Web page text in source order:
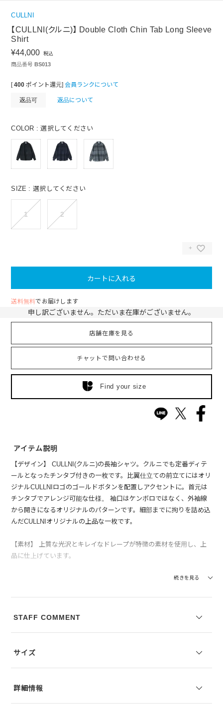
CULLNI
【CULLNI(クルニ)】 Double Cloth Chin Tab Long Sleeve
Shirt
¥44,000 税込
商品番号 BS013
[ 400 ポイント還元] 会員ランクについて
返品可 返品について
COLOR 選択してください
SIZE 選択してください
1 2
カートに入れる
送料無料でお届けします
申し訳ございません。ただいま在庫がございません。
店舗在庫を見る
チャットで問い合わせる
Find your size
アイテム説明
【デザイン】 CULLNI(クルニ)の長袖シャツ。クルニでも定番ディテ
ールとなったチンタブ付きの一枚です。比翼仕立ての前立てにはオリ
ジナルCULLNIロゴのゴールドボタンを配置しアクセントに。首元は
チンタブでアレンジ可能な仕様。 袖口はケンボロではなく、外袖線
から開きになるオリジナルのパターンです。細部までに拘りを詰め込
んだCULLNIオリジナルの上品な一枚です。
【素材】 上質な光沢とキレイなドレープが特徴の素材を使用し、上
品に仕上げています。
※コーディネートアイテムは別売りとなります。
ご了承ください。
※サイズ表記は弊社規定によるものを表示しております。
続きを見る
STAFF COMMENT
サイズ
詳細情報